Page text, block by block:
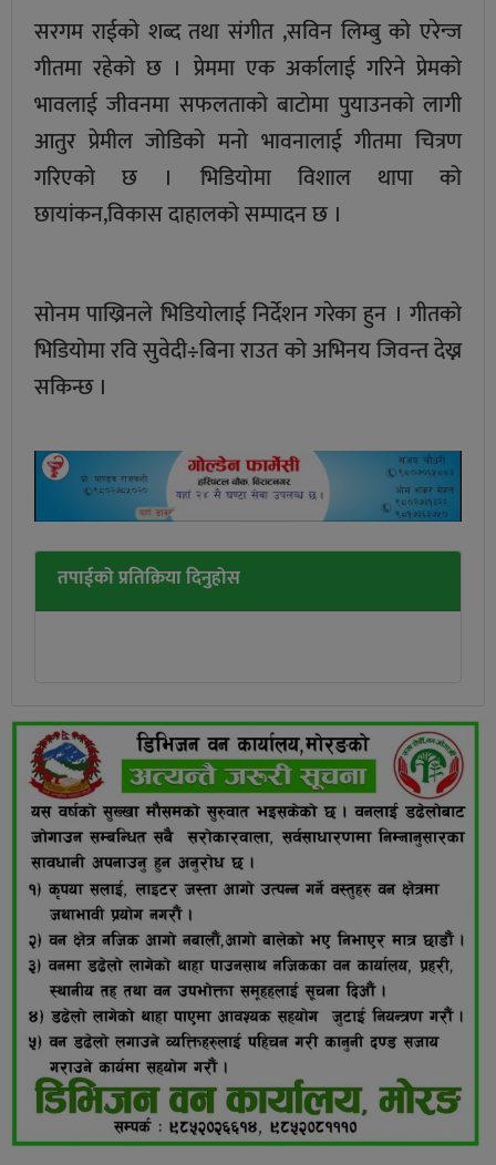
सरगम राईको शब्द तथा संगीत ,सविन लिम्बु को एरेन्ज
गीतमा रहेको छ । प्रेममा एक अर्कालाई गरिने प्रेमको
भावलाई जीवनमा सफलताको बाटोमा पुयाउनको लागी
आतुर प्रेमील जोडिको मनो भावनालाई गीतमा चित्रण
गरिएको छ । भिडियोमा विशाल थापा को
छायांकन,विकास दाहालको सम्पादन छ ।
सोनम पाख्रिनले भिडियोलाई निर्देशन गरेका हुन । गीतको
भिडियोमा रवि सुवेदी÷बिना राउत को अभिनय जिवन्त देख्न
सकिन्छ ।
तपाईको प्रतिक्रिया दिनुहोस